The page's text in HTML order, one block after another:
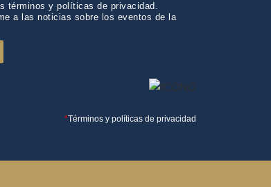
términos y políticas de privacidad.
a las noticias sobre los eventos de la
*Términos y políticas de privacidad